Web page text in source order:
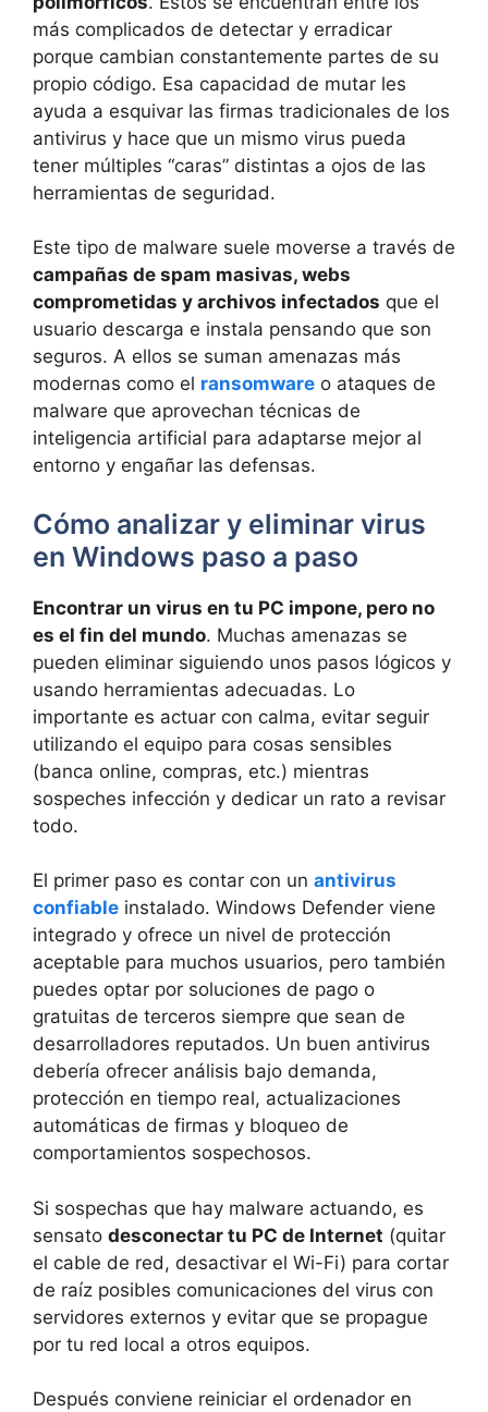
más complicados de detectar y erradicar
porque cambian constantemente partes de su
propio código. Esa capacidad de mutar les
ayuda a esquivar las firmas tradicionales de los
antivirus y hace que un mismo virus pueda
tener múltiples “caras” distintas a ojos de las
herramientas de seguridad.
Este tipo de malware suele moverse a través de
campañas de spam masivas, webs
comprometidas y archivos infectados que el
usuario descarga e instala pensando que son
seguros. A ellos se suman amenazas más
modernas como el ransomware o ataques de
malware que aprovechan técnicas de
inteligencia artificial para adaptarse mejor al
entorno y engañar las defensas.
Cómo analizar y eliminar virus
en Windows paso a paso
Encontrar un virus en tu PC impone, pero no
es el fin del mundo. Muchas amenazas se
pueden eliminar siguiendo unos pasos lógicos y
usando herramientas adecuadas. Lo
importante es actuar con calma, evitar seguir
utilizando el equipo para cosas sensibles
(banca online, compras, etc.) mientras
sospeches infección y dedicar un rato a revisar
todo.
El primer paso es contar con un antivirus
confiable instalado. Windows Defender viene
integrado y ofrece un nivel de protección
aceptable para muchos usuarios, pero también
puedes optar por soluciones de pago o
gratuitas de terceros siempre que sean de
desarrolladores reputados. Un buen antivirus
debería ofrecer análisis bajo demanda,
protección en tiempo real, actualizaciones
automáticas de firmas y bloqueo de
comportamientos sospechosos.
Si sospechas que hay malware actuando, es
sensato desconectar tu PC de Internet (quitar
el cable de red, desactivar el Wi-Fi) para cortar
de raíz posibles comunicaciones del virus con
servidores externos y evitar que se propague
por tu red local a otros equipos.
Después conviene reiniciar el ordenador en